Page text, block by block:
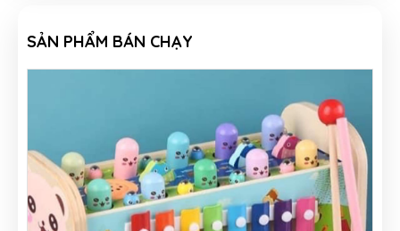
SẢN PHẨM BÁN CHẠY